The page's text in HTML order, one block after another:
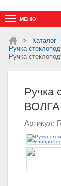
МЕНЮ
Каталог
ручка
Ручка
Ручка стеклоподъёмника 3110
ВОЛГА
Артикул: